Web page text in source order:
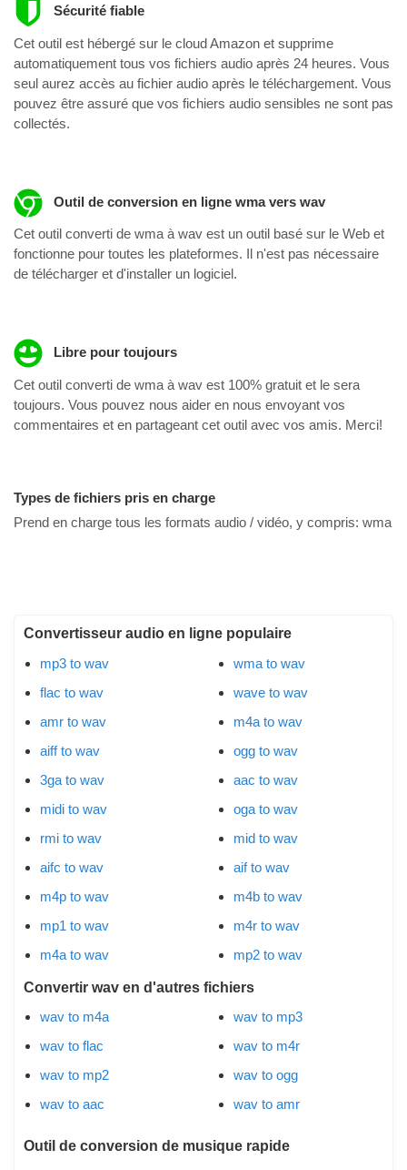
Sécurité fiable
Cet outil est hébergé sur le cloud Amazon et supprime
automatiquement tous vos fichiers audio après 24 heures. Vous
seul aurez accès au fichier audio après le téléchargement. Vous
pouvez être assuré que vos fichiers audio sensibles ne sont pas
collectés.
Outil de conversion en ligne wma vers wav
Cet outil converti de wma à wav est un outil basé sur le Web et
fonctionne pour toutes les plateformes. Il n'est pas nécessaire
de télécharger et d'installer un logiciel.
Libre pour toujours
Cet outil converti de wma à wav est 100% gratuit et le sera
toujours. Vous pouvez nous aider en nous envoyant vos
commentaires et en partageant cet outil avec vos amis. Merci!
Types de fichiers pris en charge
Prend en charge tous les formats audio / vidéo, y compris: wma
Convertisseur audio en ligne populaire
mp3 to wav
flac to wav
amr to wav
aiff to wav
3ga to wav
midi to wav
rmi to wav
aifc to wav
m4p to wav
mp1 to wav
m4a to wav
wma to wav
wave to wav
m4a to wav
ogg to wav
aac to wav
oga to wav
mid to wav
aif to wav
m4b to wav
m4r to wav
mp2 to wav
Convertir wav en d'autres fichiers
wav to m4a
wav to flac
wav to mp2
wav to aac
wav to mp3
wav to m4r
wav to ogg
wav to amr
Outil de conversion de musique rapide